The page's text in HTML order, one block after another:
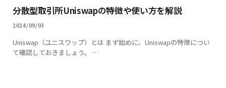
分散型取引所Uniswapの特徴や使い方を解説
2024/09/03
Uniswap（ユニスワップ）とは まず始めに、Uniswapの特徴につい
て確認しておきましょう。 …